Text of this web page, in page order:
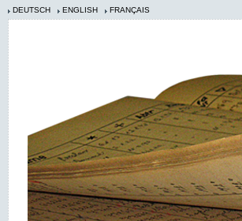
DEUTSCH ENGLISH FRANÇAIS